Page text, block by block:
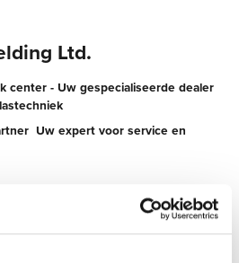
Ltd.
center - Uw gespecialiseerde dealer
 Uw expert voor service en